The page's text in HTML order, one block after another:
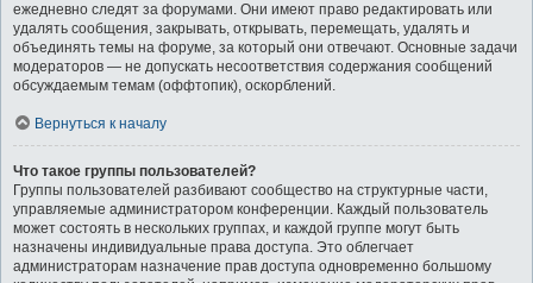
ежедневно следят за форумами. Они имеют право редактировать или
удалять сообщения, закрывать, открывать, перемещать, удалять и
объединять темы на форуме, за который они отвечают. Основные задачи
модераторов — не допускать несоответствия содержания сообщений
обсуждаемым темам (оффтопик), оскорблений.
Вернуться к началу
Что такое группы пользователей?
Группы пользователей разбивают сообщество на структурные части,
управляемые администратором конференции. Каждый пользователь
может состоять в нескольких группах, и каждой группе могут быть
назначены индивидуальные права доступа. Это облегчает
администраторам назначение прав доступа одновременно большому